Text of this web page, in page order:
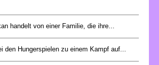
handelt von einer Familie, die ihre...
den Hungerspielen zu einem Kampf auf...